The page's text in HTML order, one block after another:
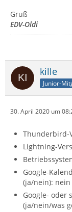
Gruß
EDV-Oldi
kille
Junior-
30. April 2020 um
Thunderbird-
Lightning-
Google-
(ja/nein): nein
Google- oder
(ja/nein/was